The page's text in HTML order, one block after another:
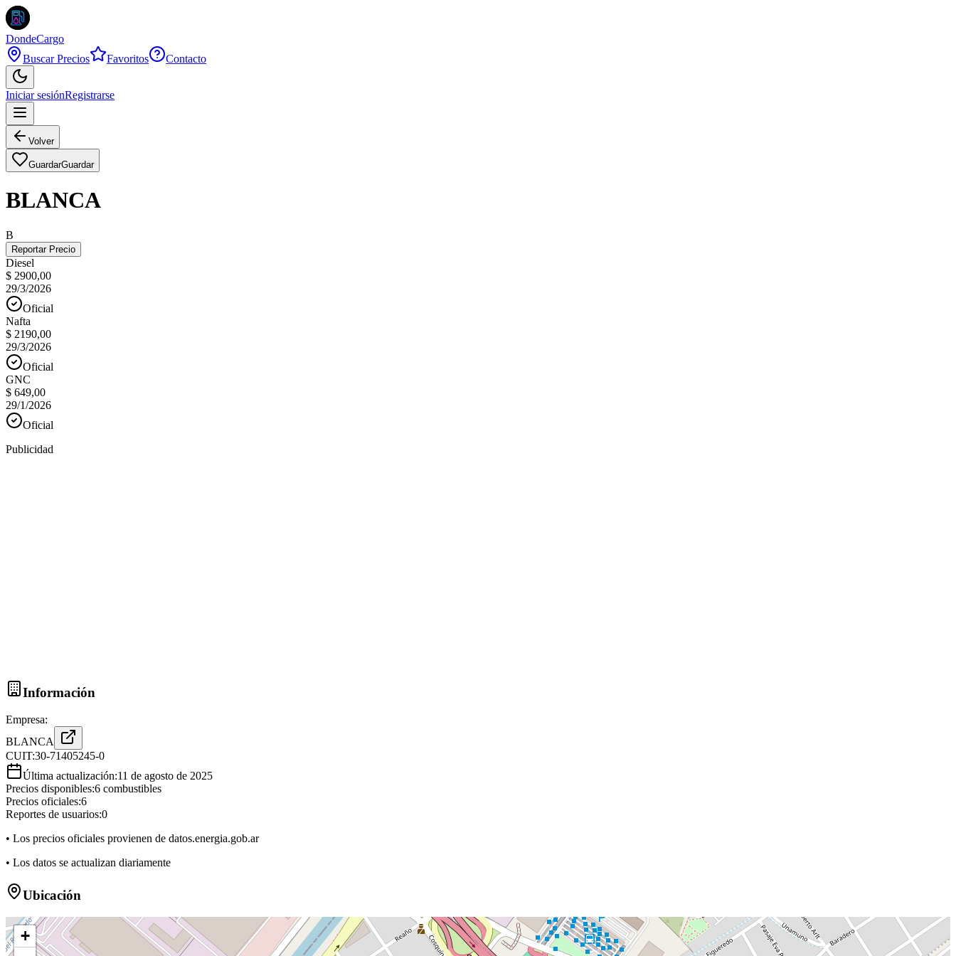
DondeCargo
Buscar Precios
Favoritos Contacto
Iniciar sesiónRegistrarse
Volver
GuardarGuardar
BLANCA
B
Reportar Precio
Diesel
$ 2900,00
29/3/2026
Oficial
Nafta
$ 2190,00
29/3/2026
Oficial
GNC
$ 649,00
29/1/2026
Oficial
Publicidad
Información
Empresa:
BLANCA
CUIT:30-71405245-0
Última actualización:11 de agosto de 2025
Precios disponibles:6 combustibles
Precios oficiales:6
Reportes de usuarios:0
• Los precios oficiales provienen de datos.energia.gob.ar
• Los datos se actualizan diariamente
Ubicación
+